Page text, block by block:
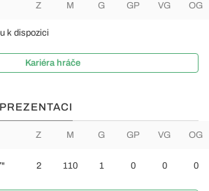
Z M G GP VG OG
k dispozici
Kariéra hráče
Z M G GP VG OG
2 110 1 0 0 0